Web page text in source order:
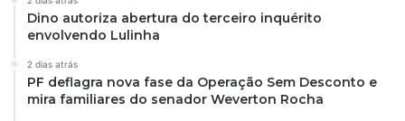
Dino autoriza abertura do terceiro inquérito
envolvendo Lulinha
2 dias atrás
PF deflagra nova fase da Operação Sem Desconto e
mira familiares do senador Weverton Rocha